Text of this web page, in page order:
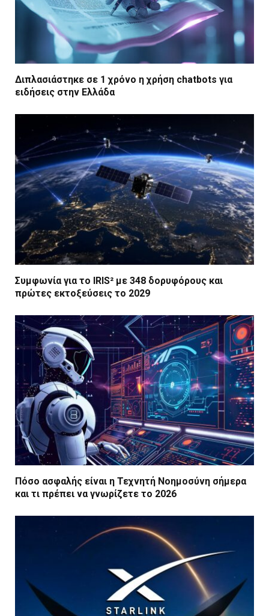
Διπλασιάστηκε σε 1 χρόνο η χρήση chatbots για
ειδήσεις στην Ελλάδα
Συμφωνία για το IRIS² με 348 δορυφόρους και
πρώτες εκτοξεύσεις το 2029
Πόσο ασφαλής είναι η Τεχνητή Νοημοσύνη σήμερα
και τι πρέπει να γνωρίζετε το 2026